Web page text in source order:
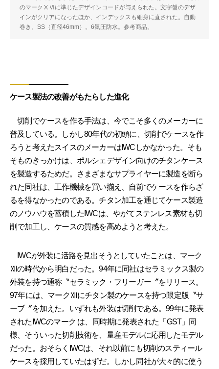
のマークⅩⅥに準じたデザインコードが与えられた。文字盤のデザ
インがクリアになったほか、インデックスも細身に直された。自動
巻き。SS（直径46mm）。6気圧防水。参考商品。
ケース製法の改善がもたらした進化
切削でケースを作る手法は、今でこそ多くのメーカーに
普及している。しかし80年代の初頭に、切削でケースを作
ろうと考えたスイスのメーカーはIWCしかなかった。そも
そものきっかけは、ポルシェデザイン向けのチタンケース
を製造するためだ。さまざまなサプライヤーに製造を断ら
れた同社は、工作機械を買い揃え、自前でケースを作らざ
るを得なかったのである。チタン加工を通じてケース製造
のノウハウを蓄積したIWCは、やがてステンレス素材も切
削で加工し、ケースの質感を高めようと考えた。
IWCが外装に活路を見出そうとしていたことは、マーク
Ⅻの時代から明白だった。94年に同社はセラミックス製の
外装を持つ通称〝セラミック・フリーガー〞をリリース。
97年には、マークⅫにチタン製のケースを持つ限定版〝サ
ーブ〞を加えた。いずれも外装は切削である。99年に発表
されたIWCのマーク は、同時期に発表された「GST」同
様、そういった切削技術を、量産モデルに応用したモデル
だった。おそらくIWCは、それ以前にも切削のスティール
ケースを採用していたはずだ。しかし同社が大々的に使う